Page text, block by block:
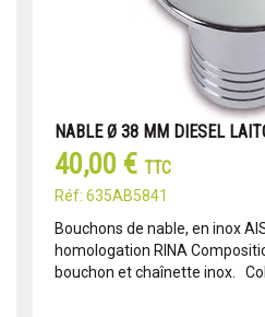
NABLE Ø 38 MM DIESEL
40,00 € TTC
Réf: 635AB5841
Bouchons de nable, en inox
homologation RINA
bouchon et chaînette inox.